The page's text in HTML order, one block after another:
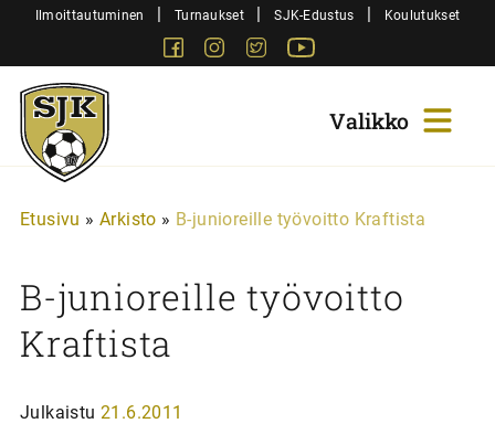
SiirryIlmoittautuminen | Turnaukset | SJK-Edustus | Koulutukset
FacebookInstagram
Twitter
Sjk-
Juniorit
Etusivu » Arkisto » B-junioreille työvoitto Kraftista
B-junioreille työvoitto
Kraftista
Julkaistu 21.6.2011